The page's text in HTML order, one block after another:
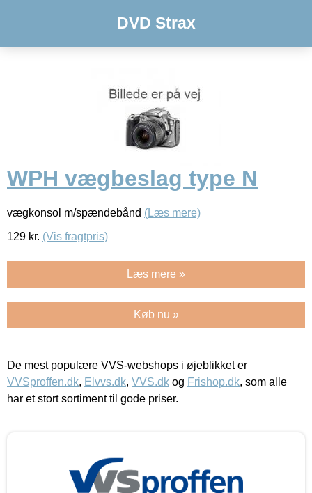
DVD Strax
WPH vægbeslag type N
vægkonsol m/spændebånd (Læs mere)
129 kr. (Vis fragtpris)
Læs mere »
Køb nu »
De mest populære VVS-webshops i øjeblikket er
VVSproffen.dk, Elvvs.dk, VVS.dk og Frishop.dk, som alle
har et stort sortiment til gode priser.